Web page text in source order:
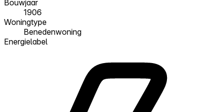
Bouwjaar
1906
Woningtype
Benedenwoning
Energielabel